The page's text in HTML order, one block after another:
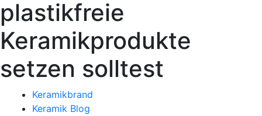
plastikfreie
Keramikprodukte
setzen solltest
Keramikbrand
Keramik Blog